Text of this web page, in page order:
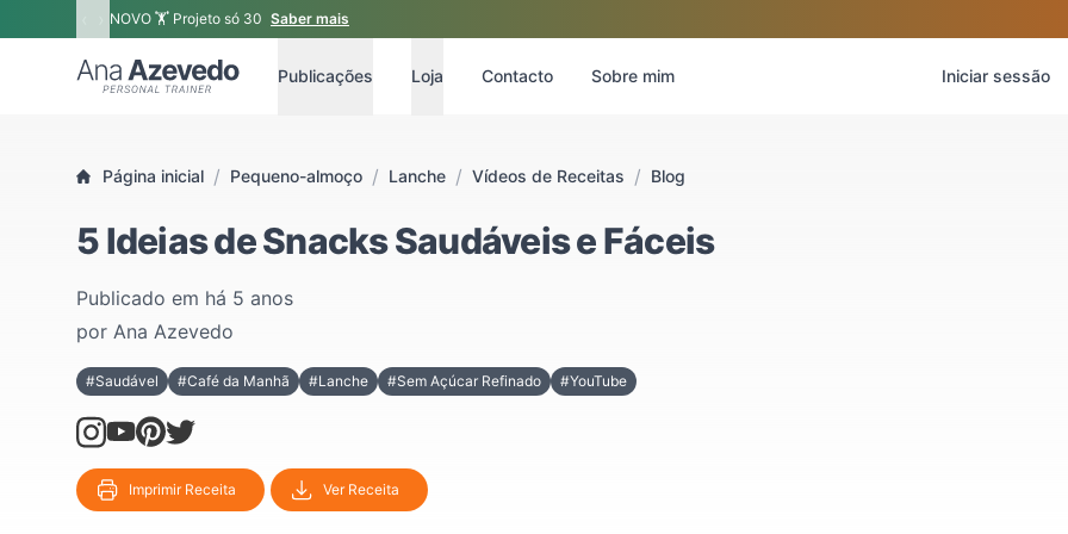
NOVO 🏋 Projeto só 30 Saber mais
Ana Azevedo Publicações Loja Contacto Sobre mim Iniciar sessão
Página inicial / Pequeno-almoço / Lanche / Vídeos de Receitas / Blog
5 Ideias de Snacks Saudáveis e Fáceis
Publicado em há 5 anos
por Ana Azevedo
#Saudável #Café da Manhã #Lanche #Sem Açúcar Refinado #YouTube
Imprimir Receita Ver Receita